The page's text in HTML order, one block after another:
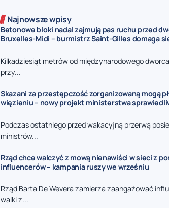
Najnowsze wpisy
Betonowe bloki nadal zajmują pas ruchu przed
Bruxelles-Midi – burmistrz Saint-Gilles domaga
Kilkadziesiąt metrów od międzynarodowego
przy...
Skazani za przestępczość zorganizowaną mogą
więzieniu – nowy projekt ministerstwa
Podczas ostatniego przed wakacyjną przerwą
ministrów...
Rząd chce walczyć z mową nienawiści w sieci z
influencerów – kampania ruszy we wrześniu
Rząd Barta De Wevera zamierza zaangażować
walki z...